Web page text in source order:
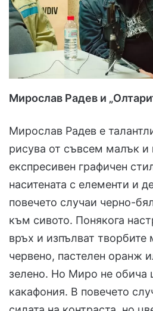
Мирослав Радев и
Мирослав Радев е
рисува от съвсем малък и
експресивен графичен
наситената с елементи и
повечето случаи черно-
към сивото. Понякога
връх и изпълват творбите
червено, пастелен оранж
зелено. Но Миро не обича
какафония. В повечето